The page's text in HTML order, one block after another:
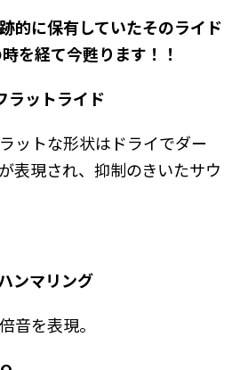
的に保有していたそのライド
を経て今甦ります！！
ットライド
ットな形状はドライでダー
表現され、抑制のきいたサウ
ンマリング
音を表現。